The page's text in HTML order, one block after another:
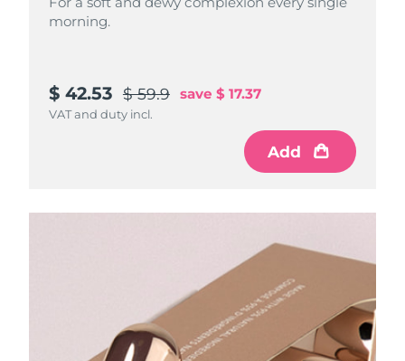
morning.
$ 42.53 $ 59.9 save $ 17.37
VAT and duty incl.
Add